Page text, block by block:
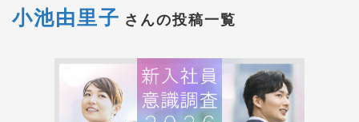
小池由里子 さんの投稿一覧